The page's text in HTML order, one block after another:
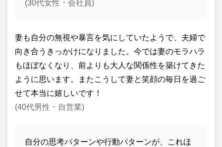
(30代女性・会社員)
妻も自分の無視や暴言を気にしていたようで、夫婦で
向き合うきっかけになりました。今では妻のモラハラ
もほぼなくなり、前よりも大人な関係性を築けてきた
ように思います。またこうして妻と笑顔の毎日を過ご
せて本当に嬉しいです！
(40代男性・自営業)
自分の思考パターンや行動パターンが、これほ